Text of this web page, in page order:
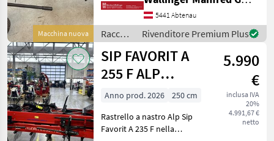
Macchina nuova
Zinken pro Reihe (5-reihig)
Zapfwellendrehzahl
wahlweise 540 oder 1000
U/min (beide
Riemenscheiben
5441 Abtenau
Raccolta
mangimi
/ SIP
Rivenditore Premium Plus
SIP FAVORIT A
255 F ALP
Rastrello a
nastro a 5 file
5.990
€
inclusa IVA
20%
4.991,67 €
netto
Anno prod. 2026
250 cm
Rastrello a nastro Alp Sip
Favorit A 235 F nella